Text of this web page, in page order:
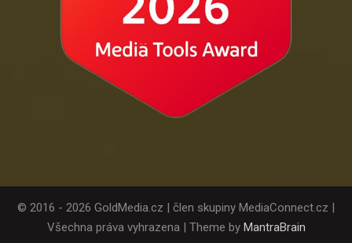
© 2016 - 2026 GoldMedia.cz | člen skupiny MediaConnect.cz |
Všechna práva vyhrazena | Theme by MantraBrain